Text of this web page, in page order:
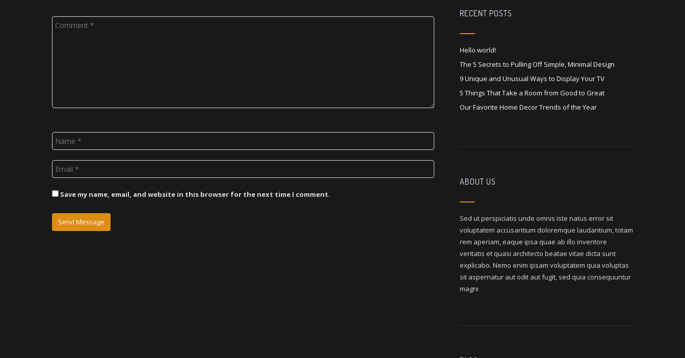
Save my name, email, and website in this browser for the next time I comment.
RECENT POSTS
Hello world!
The 5 Secrets to Pulling Off Simple, Minimal Design
9 Unique and Unusual Ways to Display Your TV
5 Things That Take a Room from Good to Great
Our Favorite Home Decor Trends of the Year
ABOUT US
Sed ut perspiciatis unde omnis iste natus error sit
voluptatem accusantium doloremque laudantium, totam
rem aperiam, eaque ipsa quae ab illo inventore
veritatis et quasi architecto beatae vitae dicta sunt
explicabo. Nemo enim ipsam voluptatem quia voluptas
sit aspernatur aut odit aut fugit, sed quia consequuntur
magni